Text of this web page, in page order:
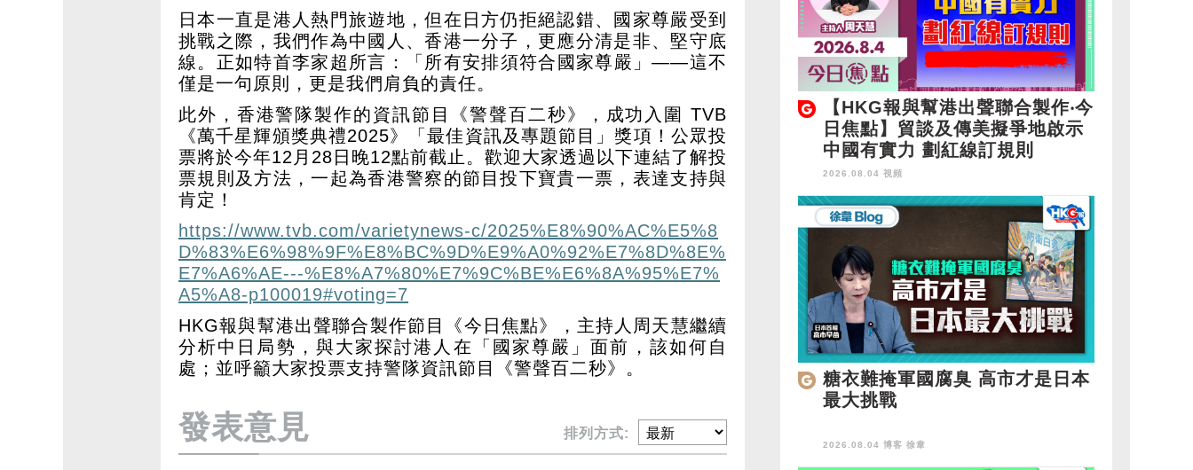
日本一直是港人熱門旅遊地，但在日方仍拒絕認錯、國家尊嚴受到
挑戰之際，我們作為中國人、香港一分子，更應分清是非、堅守底
線。正如特首李家超所言：「所有安排須符合國家尊嚴」——這不
僅是一句原則，更是我們肩負的責任。
此外，香港警隊製作的資訊節目《警聲百二秒》，成功入圍 TVB
《萬千星輝頒獎典禮2025》「最佳資訊及專題節目」獎項！公眾投
票將於今年12月28日晚12點前截止。歡迎大家透過以下連結了解投
票規則及方法，一起為香港警察的節目投下寶貴一票，表達支持與
肯定！
https://www.tvb.com/varietynews-c/2025%E8%90%AC%E5%8
D%83%E6%98%9F%E8%BC%9D%E9%A0%92%E7%8D%8E%
E7%A6%AE---%E8%A7%80%E7%9C%BE%E6%8A%95%E7%
A5%A8-p100019#voting=7
HKG報與幫港出聲聯合製作節目《今日焦點》，主持人周天慧繼續
分析中日局勢，與大家探討港人在「國家尊嚴」面前，該如何自
處；並呼籲大家投票支持警隊資訊節目《警聲百二秒》。
發表意見 排列方式:
【HKG報與幫港出聲聯合製作‧今
日焦點】貿談及傳美擬爭地啟示
中國有實力 劃紅線訂規則
2026.08.04 視頻
糖衣難掩軍國腐臭 高市才是日本
最大挑戰
2026.08.04 博客 徐韋